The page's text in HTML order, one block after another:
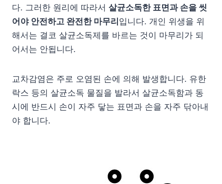
다. 그러한 원리에 따라서 살균소독한 표면과 손을 씻
어야 안전하고 완전한 마무리 입니다. 개인 위생을 위
해서는 결코 살균소독제를 바르는 것이 마무리가 되
어서는 안됩니다.
교차감염은 주로 오염된 손에 의해 발생합니다. 유한
락스 등의 살균소독 물질을 발라서 살균소독함과 동
시에 반드시 손이 자주 닿는 표면과 손을 자주 닦아내
야 합니다.